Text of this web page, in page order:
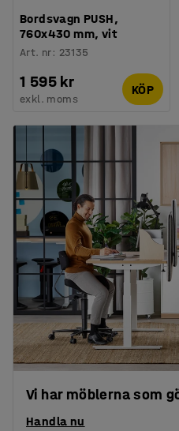
Bordsvagn PUSH,
760x430 mm, vit
Art. nr: 23135
1 595 kr
exkl. moms
KÖP
Vi har möblerna som
Handla nu